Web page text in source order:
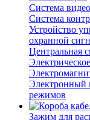
Система
Система
Устройство
охранной
Центральная
Электронный
режимов
Зажим для